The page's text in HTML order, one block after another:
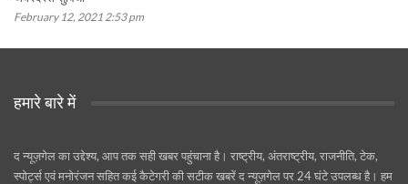
February 12, 2021 2:53 pm
हमारे बारे में
द न्यूज़गेल का उद्देश्य, आप तक सही खबर पहुंचाना है। राष्ट्रीय, अंतराष्ट्रीय, राजनीति, टेक,
स्पोर्ट्स एवं मनोरंजन सहित कई कैटेगरी की सटीक खबरें द न्यूज़गेल पर 24 घंटे उपलब्ध है। हम